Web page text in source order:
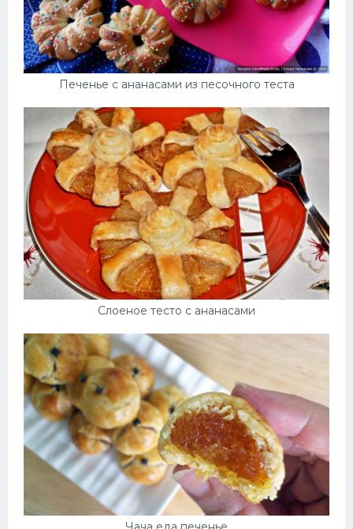
Печенье с ананасами из песочного теста
Слоеное тесто с ананасами